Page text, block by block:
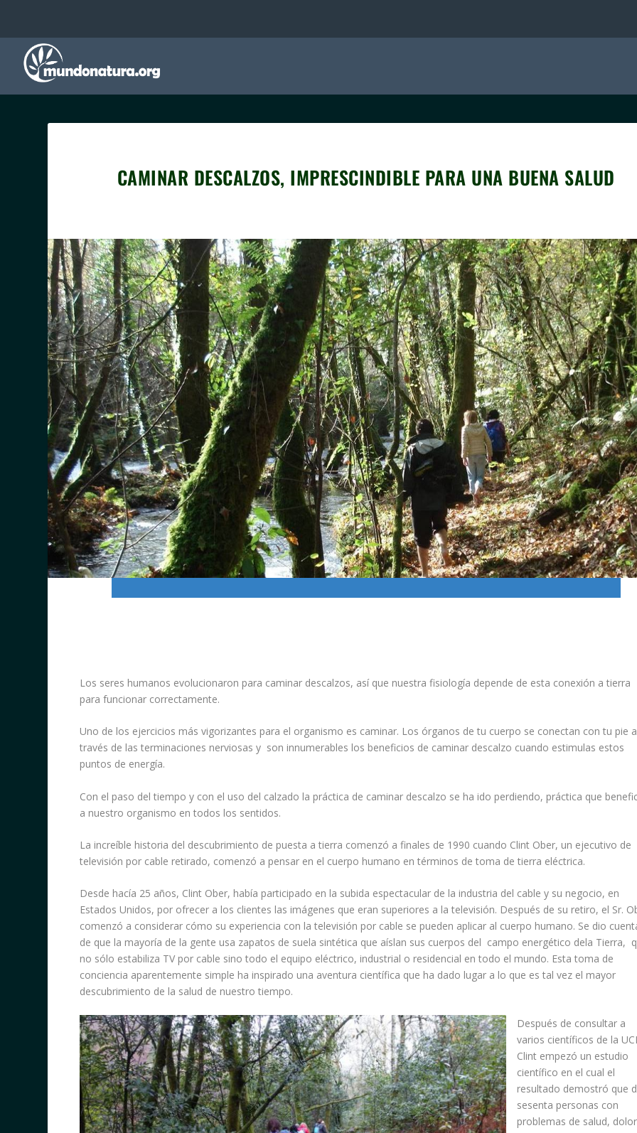
CAMINAR DESCALZOS, IMPRESCINDIBLE PARA UNA BUENA SALUD
Los seres humanos evolucionaron para caminar descalzos, así que nuestra fisiología depende de esta conexión a tierra
para funcionar correctamente.
Uno de los ejercicios más vigorizantes para el organismo es caminar. Los órganos de tu cuerpo se conectan con tu pie a
través de las terminaciones nerviosas y son innumerables los beneficios de caminar descalzo cuando estimulas estos
puntos de energía.
Con el paso del tiempo y con el uso del calzado la práctica de caminar descalzo se ha ido perdiendo, práctica que
a nuestro organismo en todos los sentidos.
La increíble historia del descubrimiento de puesta a tierra comenzó a finales de 1990 cuando Clint Ober, un ejecutivo de
televisión por cable retirado, comenzó a pensar en el cuerpo humano en términos de toma de tierra eléctrica.
Desde hacía 25 años, Clint Ober, había participado en la subida espectacular de la industria del cable y su negocio, en
Estados Unidos, por ofrecer a los clientes las imágenes que eran superiores a la televisión. Después de su retiro, el Sr.
comenzó a considerar cómo su experiencia con la televisión por cable se pueden aplicar al cuerpo humano. Se dio
de que la mayoría de la gente usa zapatos de suela sintética que aíslan sus cuerpos del campo energético dela Tierra,
no sólo estabiliza TV por cable sino todo el equipo eléctrico, industrial o residencial en todo el mundo. Esta toma de
conciencia aparentemente simple ha inspirado una aventura científica que ha dado lugar a lo que es tal vez el mayor
descubrimiento de la salud de nuestro tiempo.
Después de consultar a
varios científicos de la
Clint empezó un estudio
científico en el cual el
resultado demostró que
sesenta personas con
problemas de salud,